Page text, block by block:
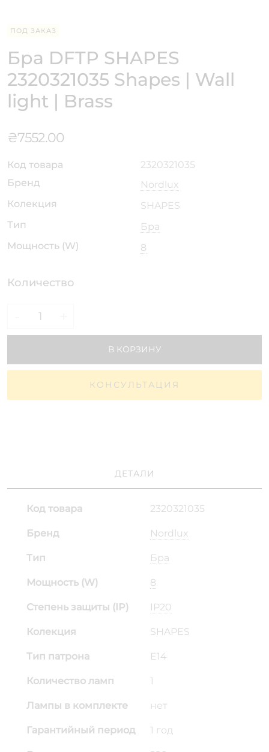
ПОД ЗАКАЗ
Бра DFTP SHAPES
2320321035 Shapes | Wall
light | Brass
₴7552.00
Код товара
2320321035
Бренд
Nordlux
Колекция
SHAPES
Тип
Бра
Мощность (W)
8
Количество
В КОРЗИНУ
КОНСУЛЬТАЦИЯ
ДЕТАЛИ
Код товара 2320321035
Бренд Nordlux
Тип Бра
Мощность (W) 8
Степень защиты (IP) IP20
Колекция SHAPES
Тип патрона E14
Количество ламп 1
Лампы в комплекте нет
Гарантийный период 1 год